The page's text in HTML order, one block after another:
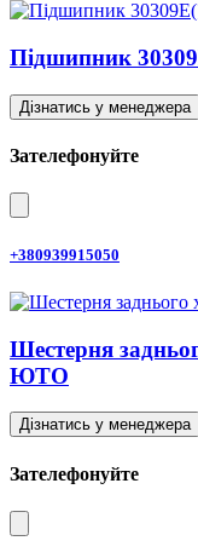
Підшипник
Дізнатись у менеджера
Зателефонуйте
+380939915050
Шестерня
ЮТО
Дізнатись у менеджера
Зателефонуйте